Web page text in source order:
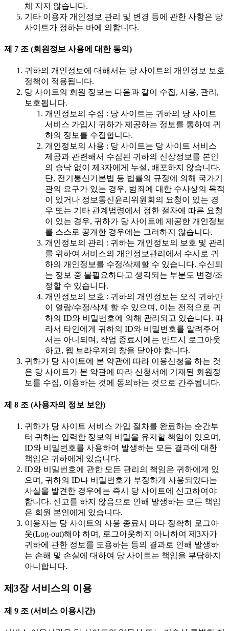
체 지지 않습니다.
기타 이용자 개인정보 관리 및 변경 등에 관한 사항은 당
사이트가 정하는 바에 의합니다.
제 7 조 (회원정보 사용에 대한 동의)
귀하의 개인정보에 대해서는 당 사이트의 개인정보 보호
정책이 적용됩니다.
당 사이트의 회원 정보는 다음과 같이 수집, 사용, 관리,
보호됩니다.
개인정보의 수집 : 당 사이트는 귀하의 당 사이트
서비스 가입시 귀하가 제공하는 정보를 통하여 귀
하의 정보를 수집합니다.
개인정보의 사용 : 당 사이트는 당 사이트 서비스
제공과 관련해서 수집된 귀하의 신상정보를 본인
의 승낙 없이 제3자에게 누설, 배포하지 않습니다.
단, 전기통신기본법 등 법률의 규정에 의해 국가기
관의 요구가 있는 경우, 범죄에 대한 수사상의 목적
이 있거나 정보통신윤리위원회의 요청이 있는 경
우 또는 기타 관계법령에서 정한 절차에 따른 요청
이 있는 경우, 귀하가 당 사이트에 제공한 개인정보
를 스스로 공개한 경우에는 그러하지 않습니다.
개인정보의 관리 : 귀하는 개인정보의 보호 및 관리
를 위하여 서비스의 개인정보관리에서 수시로 귀
하의 개인정보를 수정/삭제할 수 있습니다. 수신되
는 정보 중 불필요하다고 생각되는 부분도 변경/조
정할 수 있습니다.
개인정보의 보호 : 귀하의 개인정보는 오직 귀하만
이 열람/수정/삭제 할 수 있으며, 이는 전적으로 귀
하의 ID와 비밀번호에 의해 관리되고 있습니다. 따
라서 타인에게 귀하의 ID와 비밀번호를 알려주어
서는 아니되며, 작업 종료시에는 반드시 로그아웃
하고, 웹 브라우저의 창을 닫아야 합니다.
귀하가 당 사이트에 본 약관에 따라 이용신청을 하는 것
은 당 사이트가 본 약관에 따라 신청서에 기재된 회원정
보를 수집, 이용하는 것에 동의하는 것으로 간주됩니다.
제 8 조 (사용자의 정보 보안)
귀하가 당 사이트 서비스 가입 절차를 완료하는 순간부
터 귀하는 입력한 정보의 비밀을 유지할 책임이 있으며,
ID와 비밀번호를 사용하여 발생하는 모든 결과에 대한
책임은 귀하에게 있습니다.
ID와 비밀번호에 관한 모든 관리의 책임은 귀하에게 있
으며, 귀하의 ID나 비밀번호가 부정하게 사용되었다는
사실을 발견한 경우에는 즉시 당 사이트에 신고하여야
합니다. 신고를 하지 않음으로 인해 발생하는 모든 책임
은 회원 본인에게 있습니다.
이용자는 당 사이트의 사용 종료시 마다 정확히 로그아
웃(Log-out)해야 하며, 로그아웃하지 아니하여 제3자가
귀하에 관한 정보를 도용하는 등의 결과로 인해 발생하
는 손해 및 손실에 대하여 당 사이트는 책임을 부담하지
아니합니다.
제3장 서비스의 이용
제 9 조 (서비스 이용시간)